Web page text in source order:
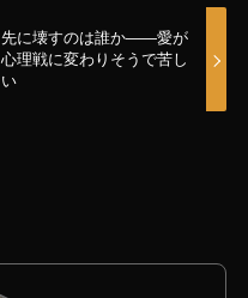
先に壊すのは誰か――愛が
心理戦に変わりそうで苦し
い